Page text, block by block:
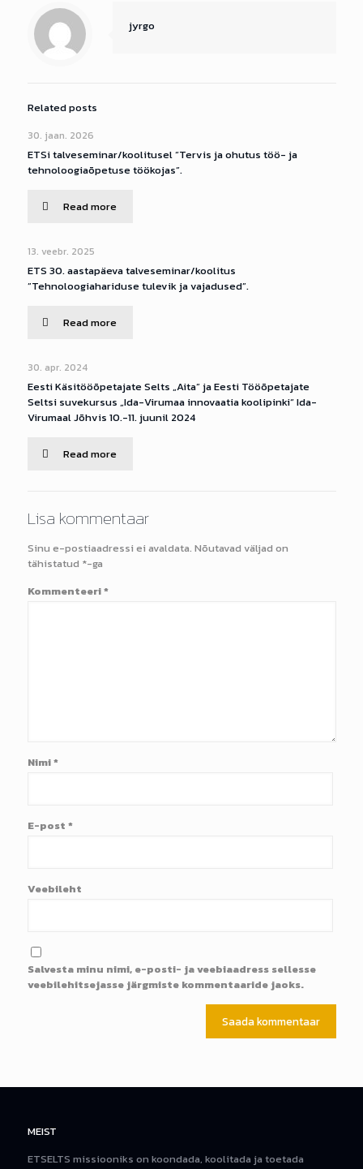
jyrgo
Related posts
30. jaan. 2026
ETSi talveseminar/koolitusel “Tervis ja ohutus töö- ja
tehnoloogiaõpetuse töökojas”.
Read more
13. veebr. 2025
ETS 30. aastapäeva talveseminar/koolitus
”Tehnoloogiahariduse tulevik ja vajadused”.
Read more
30. apr. 2024
Eesti Käsitööõpetajate Selts „Aita” ja Eesti Tööõpetajate
Seltsi suvekursus „Ida-Virumaa innovaatia koolipinki“ Ida-
Virumaal Jõhvis 10.-11. juunil 2024
Read more
Lisa kommentaar
Sinu e-postiaadressi ei avaldata. Nõutavad väljad on
tähistatud *-ga
Kommenteeri*
Nimi*
E-post *
Veebileht
Salvesta minu nimi, e-posti- ja veebiaadress sellesse
veebilehitsejasse järgmiste kommentaaride jaoks.
MEIST
ETSELTS missiooniks on koondada, koolitada ja toetada